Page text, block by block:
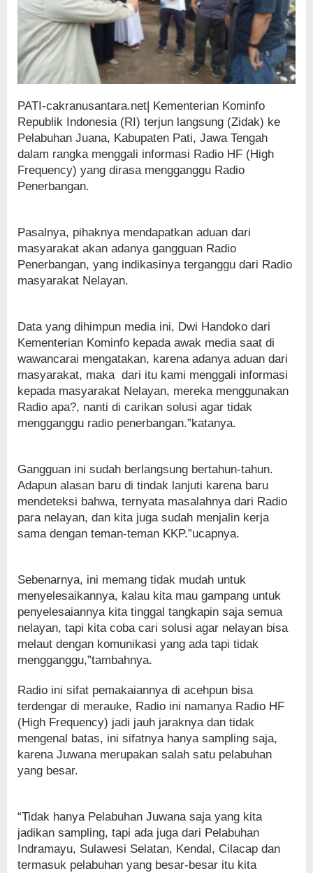
PATI-cakranusantara.net| Kementerian Kominfo
Republik Indonesia (RI) terjun langsung (Zidak) ke
Pelabuhan Juana, Kabupaten Pati, Jawa Tengah
dalam rangka menggali informasi Radio HF (High
Frequency) yang dirasa mengganggu Radio
Penerbangan.
Pasalnya, pihaknya mendapatkan aduan dari
masyarakat akan adanya gangguan Radio
Penerbangan, yang indikasinya terganggu dari Radio
masyarakat Nelayan.
Data yang dihimpun media ini, Dwi Handoko dari
Kementerian Kominfo kepada awak media saat di
wawancarai mengatakan, karena adanya aduan dari
masyarakat, maka dari itu kami menggali informasi
kepada masyarakat Nelayan, mereka menggunakan
Radio apa?, nanti di carikan solusi agar tidak
mengganggu radio penerbangan.”katanya.
Gangguan ini sudah berlangsung bertahun-tahun.
Adapun alasan baru di tindak lanjuti karena baru
mendeteksi bahwa, ternyata masalahnya dari Radio
para nelayan, dan kita juga sudah menjalin kerja
sama dengan teman-teman KKP.”ucapnya.
Sebenarnya, ini memang tidak mudah untuk
menyelesaikannya, kalau kita mau gampang untuk
penyelesaiannya kita tinggal tangkapin saja semua
nelayan, tapi kita coba cari solusi agar nelayan bisa
melaut dengan komunikasi yang ada tapi tidak
mengganggu,”tambahnya.
Radio ini sifat pemakaiannya di acehpun bisa
terdengar di merauke, Radio ini namanya Radio HF
(High Frequency) jadi jauh jaraknya dan tidak
mengenal batas, ini sifatnya hanya sampling saja,
karena Juwana merupakan salah satu pelabuhan
yang besar.
“Tidak hanya Pelabuhan Juwana saja yang kita
jadikan sampling, tapi ada juga dari Pelabuhan
Indramayu, Sulawesi Selatan, Kendal, Cilacap dan
termasuk pelabuhan yang besar-besar itu kita